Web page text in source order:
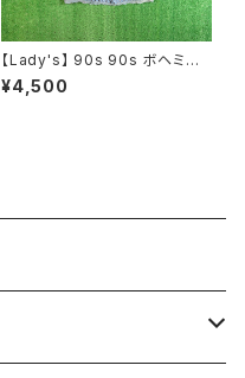
【Lady's】 90s 90s ボヘミア
ン パッチワーク柄 レース プルオ
ーバー トップス / 90年代 半袖
¥4,500